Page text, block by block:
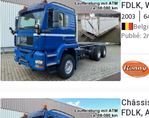
FDLK,
2003
Publié:
FDLK,